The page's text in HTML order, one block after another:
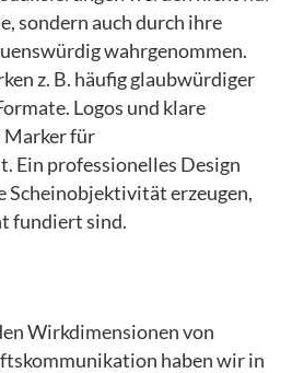
sondern auch durch ihre
wahrgenommen.
z. B. häufig glaubwürdiger
Logos und klare
Marker für
Ein professionelles Design
Scheinobjektivität erzeugen,
fundiert sind.
Wirkdimensionen von
haben wir in